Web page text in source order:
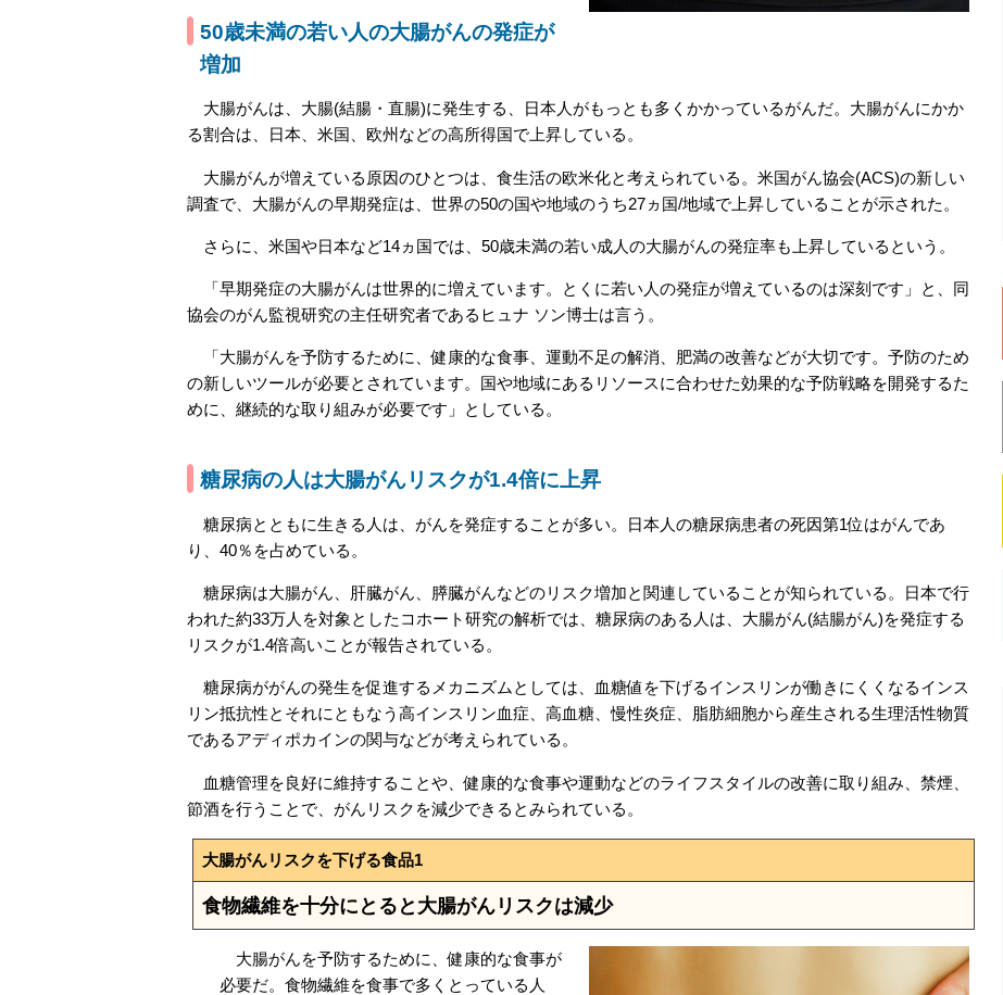
50歳未満の若い人の大腸がんの発症が
増加
大腸がんは、大腸(結腸・直腸)に発生する、日本人がもっとも多くかかっているがんだ。大腸がんにかか
る割合は、日本、米国、欧州などの高所得国で上昇している。
大腸がんが増えている原因のひとつは、食生活の欧米化と考えられている。米国がん協会(ACS)の新しい
調査で、大腸がんの早期発症は、世界の50の国や地域のうち27ヵ国/地域で上昇していることが示された。
さらに、米国や日本など14ヵ国では、50歳未満の若い成人の大腸がんの発症率も上昇しているという。
「早期発症の大腸がんは世界的に増えています。とくに若い人の発症が増えているのは深刻です」と、同
協会のがん監視研究の主任研究者であるヒュナ ソン博士は言う。
「大腸がんを予防するために、健康的な食事、運動不足の解消、肥満の改善などが大切です。予防のため
の新しいツールが必要とされています。国や地域にあるリソースに合わせた効果的な予防戦略を開発するた
めに、継続的な取り組みが必要です」としている。
糖尿病の人は大腸がんリスクが1.4倍に上昇
糖尿病とともに生きる人は、がんを発症することが多い。日本人の糖尿病患者の死因第1位はがんであ
り、40％を占めている。
糖尿病は大腸がん、肝臓がん、膵臓がんなどのリスク増加と関連していることが知られている。日本で行
われた約33万人を対象としたコホート研究の解析では、糖尿病のある人は、大腸がん(結腸がん)を発症する
リスクが1.4倍高いことが報告されている。
糖尿病ががんの発生を促進するメカニズムとしては、血糖値を下げるインスリンが働きにくくなるインス
リン抵抗性とそれにともなう高インスリン血症、高血糖、慢性炎症、脂肪細胞から産生される生理活性物質
であるアディポカインの関与などが考えられている。
血糖管理を良好に維持することや、健康的な食事や運動などのライフスタイルの改善に取り組み、禁煙、
節酒を行うことで、がんリスクを減少できるとみられている。
大腸がんリスクを下げる食品1
食物繊維を十分にとると大腸がんリスクは減少
大腸がんを予防するために、健康的な食事が
必要だ。食物繊維を食事で多くとっている人